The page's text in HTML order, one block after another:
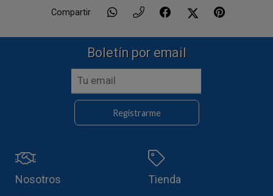
Compartir
Boletín por email
Registrarme
Nosotros Tienda